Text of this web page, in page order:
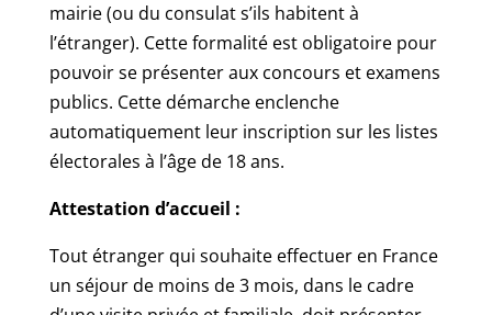
mairie (ou du consulat s’ils habitent à
l’étranger). Cette formalité est obligatoire pour
pouvoir se présenter aux concours et examens
publics. Cette démarche enclenche
automatiquement leur inscription sur les listes
électorales à l’âge de 18 ans.
Attestation d’accueil :
Tout étranger qui souhaite effectuer en France
un séjour de moins de 3 mois, dans le cadre